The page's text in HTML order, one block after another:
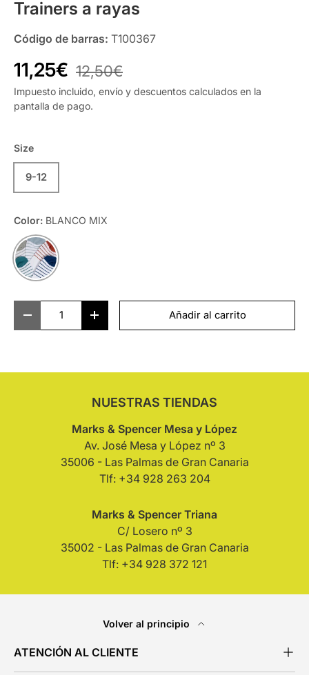
Trainers a rayas
Código de barras: T100367
11,25€ 12,50€
Impuesto incluido, envío y descuentos calculados en la
pantalla de pago.
Size
9-12
Color: BLANCO MIX
BLANCO MIX
- + Añadir al carrito
NUESTRAS TIENDAS
Marks & Spencer Mesa y López
Av. José Mesa y López nº 3
35006 - Las Palmas de Gran Canaria
Tlf: +34 928 263 204
Marks & Spencer Triana
C/ Losero nº 3
35002 - Las Palmas de Gran Canaria
Tlf: +34 928 372 121
Volver al principio
ATENCIÓN AL CLIENTE